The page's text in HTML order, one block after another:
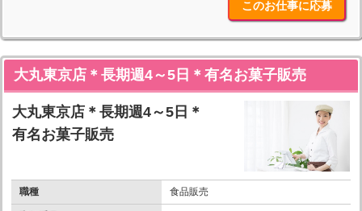
このお仕事に応募
大丸東京店＊長期週4～5日＊有名お菓子販売
大丸東京店＊長期週4～5日＊
有名お菓子販売
職種 食品販売